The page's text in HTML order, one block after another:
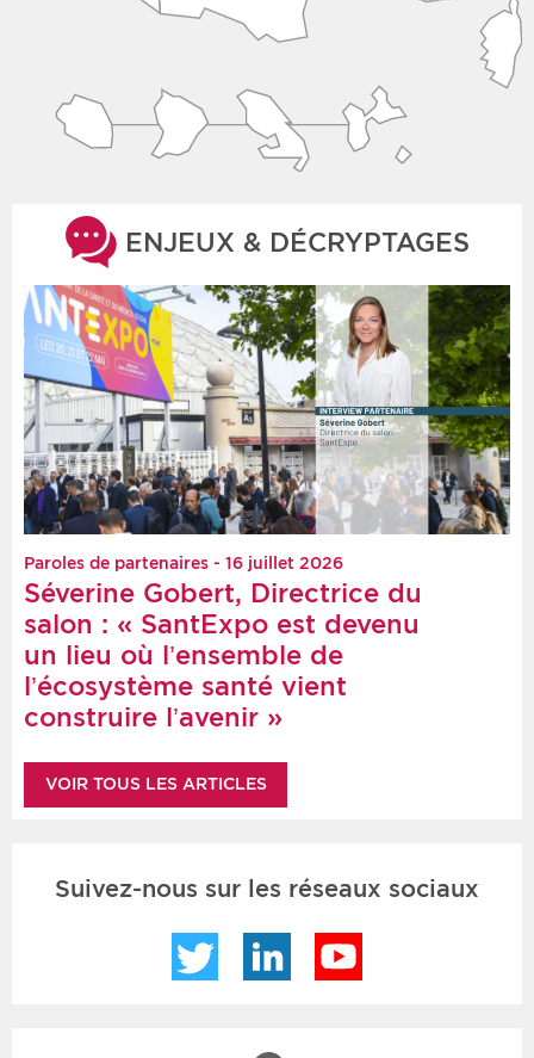
ENJEUX & DÉCRYPTAGES
Paroles de partenaires - 16 juillet 2026
Séverine Gobert, Directrice du
salon : « SantExpo est devenu
un lieu où l’ensemble de
l’écosystème santé vient
construire l’avenir »
VOIR TOUS LES ARTICLES
Suivez-nous sur les réseaux sociaux
Twitter LinkedIn